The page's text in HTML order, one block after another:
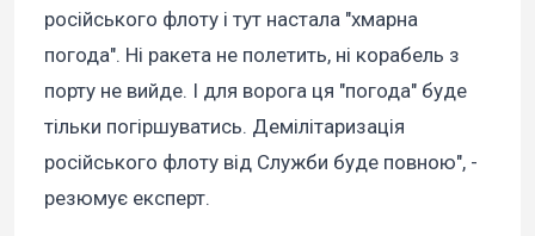
російського флоту і тут настала "хмарна
погода". Ні ракета не полетить, ні корабель з
порту не вийде. І для ворога ця "погода" буде
тільки погіршуватись. Демілітаризація
російського флоту від Служби буде повною", -
резюмує експерт.